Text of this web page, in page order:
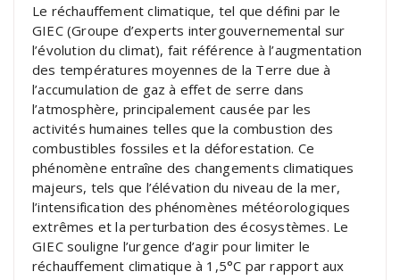
Le réchauffement climatique, tel que défini par le
GIEC (Groupe d’experts intergouvernemental sur
l’évolution du climat), fait référence à l’augmentation
des températures moyennes de la Terre due à
l’accumulation de gaz à effet de serre dans
l’atmosphère, principalement causée par les
activités humaines telles que la combustion des
combustibles fossiles et la déforestation. Ce
phénomène entraîne des changements climatiques
majeurs, tels que l’élévation du niveau de la mer,
l’intensification des phénomènes météorologiques
extrêmes et la perturbation des écosystèmes. Le
GIEC souligne l’urgence d’agir pour limiter le
réchauffement climatique à 1,5°C par rapport aux